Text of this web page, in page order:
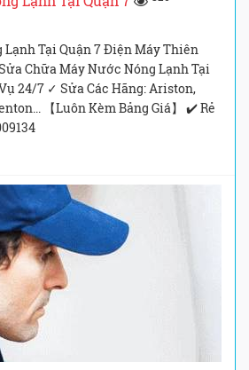
Tại Quận 7 Điện Máy Thiên
Sửa Chữa Máy Nước Nóng Lạnh Tại
24/7 ✓ Sửa Các Hãng: Ariston,
【Luôn Kèm Bảng Giá】 ✔️ Rẻ